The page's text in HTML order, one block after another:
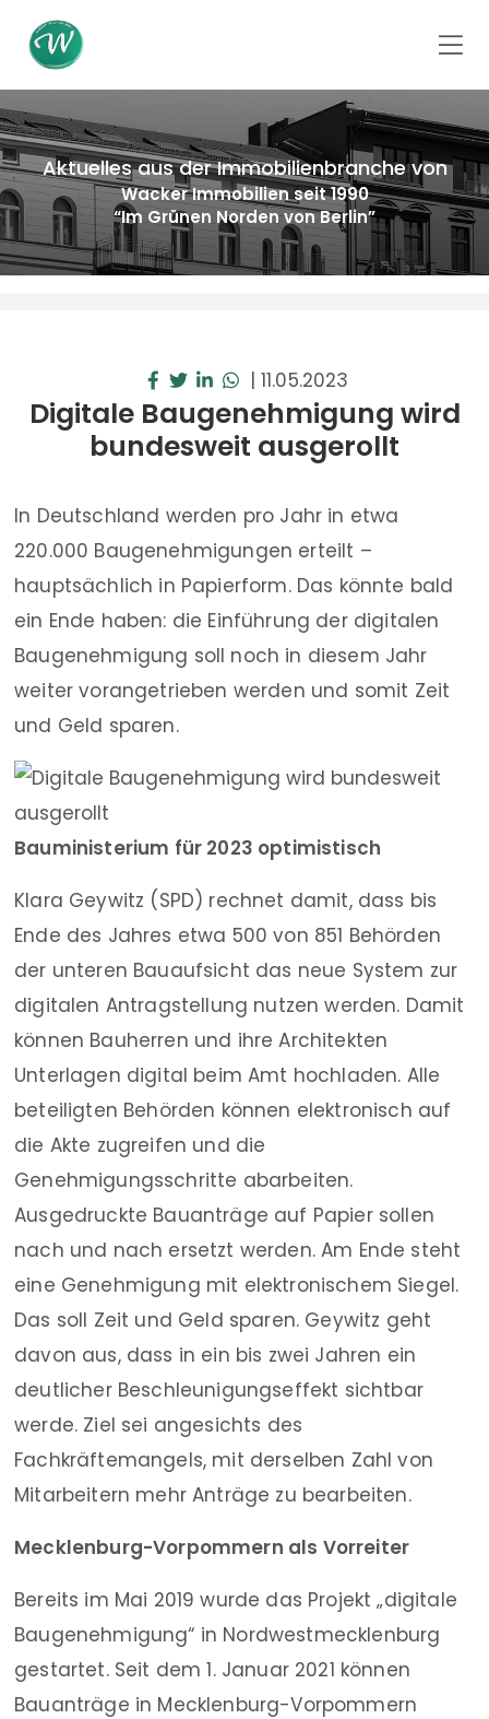
Aktuelles aus der Immobilienbranche von
Wacker Immobilien seit 1990
“Im Grünen Norden von Berlin”
| 11.05.2023
Digitale Baugenehmigung wird
bundesweit ausgerollt
In Deutschland werden pro Jahr in etwa
220.000 Baugenehmigungen erteilt –
hauptsächlich in Papierform. Das könnte bald
ein Ende haben: die Einführung der digitalen
Baugenehmigung soll noch in diesem Jahr
weiter vorangetrieben werden und somit Zeit
und Geld sparen.
Bauministerium für 2023 optimistisch
Klara Geywitz (SPD) rechnet damit, dass bis
Ende des Jahres etwa 500 von 851 Behörden
der unteren Bauaufsicht das neue System zur
digitalen Antragstellung nutzen werden. Damit
können Bauherren und ihre Architekten
Unterlagen digital beim Amt hochladen. Alle
beteiligten Behörden können elektronisch auf
die Akte zugreifen und die
Genehmigungsschritte abarbeiten.
Ausgedruckte Bauanträge auf Papier sollen
nach und nach ersetzt werden. Am Ende steht
eine Genehmigung mit elektronischem Siegel.
Das soll Zeit und Geld sparen. Geywitz geht
davon aus, dass in ein bis zwei Jahren ein
deutlicher Beschleunigungseffekt sichtbar
werde. Ziel sei angesichts des
Fachkräftemangels, mit derselben Zahl von
Mitarbeitern mehr Anträge zu bearbeiten.
Mecklenburg-Vorpommern als Vorreiter
Bereits im Mai 2019 wurde das Projekt „digitale
Baugenehmigung“ in Nordwestmecklenburg
gestartet. Seit dem 1. Januar 2021 können
Bauanträge in Mecklenburg-Vorpommern